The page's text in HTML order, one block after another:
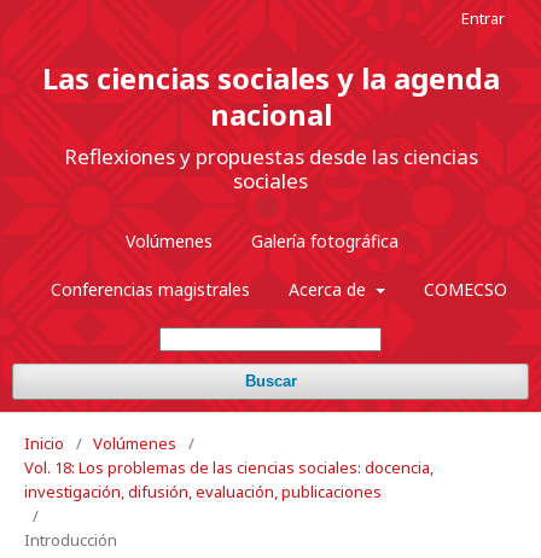
Las ciencias sociales y la agenda
nacional
Reflexiones y propuestas desde las ciencias
sociales
Volúmenes Galería fotográfica
Conferencias magistrales Acerca de COMECSO
Buscar
Entrar
Inicio / Volúmenes
/
Vol. 18: Los problemas de las ciencias sociales: docencia,
investigación, difusión, evaluación, publicaciones
/
Introducción